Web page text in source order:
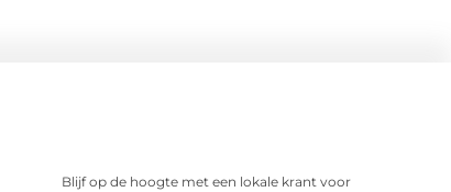
Blijf op de hoogte met een lokale krant voor